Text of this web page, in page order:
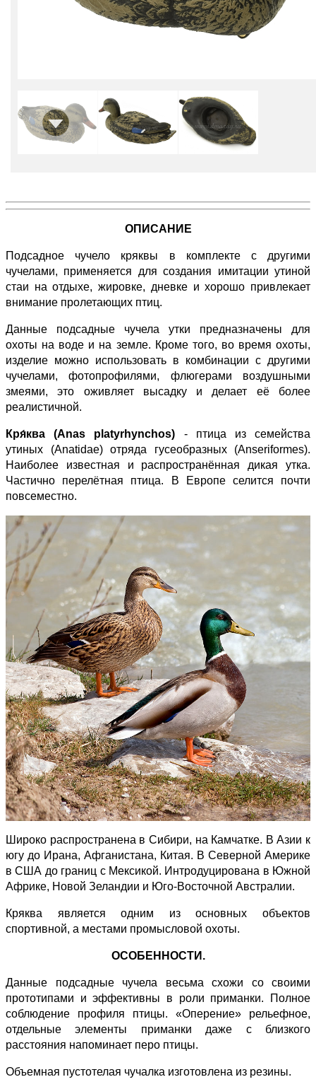
ОПИСАНИЕ
Подсадное чучело кряквы в комплекте с другими
чучелами, применяется для создания имитации утиной
стаи на отдыхе, жировке, дневке и хорошо привлекает
внимание пролетающих птиц.
Данные подсадные чучела утки предназначены для
охоты на воде и на земле. Кроме того, во время охоты,
изделие можно использовать в комбинации с другими
чучелами, фотопрофилями, флюгерами воздушными
змеями, это оживляет высадку и делает её более
реалистичной.
Кря́ква (Anas platyrhynchos) - птица из семейства
утиных (Anatidae) отряда гусеобразных (Anseriformes).
Наиболее известная и распространённая дикая утка.
Частично перелётная птица. В Европе селится почти
повсеместно.
Широко распространена в Сибири, на Камчатке. В Азии к
югу до Ирана, Афганистана, Китая. В Северной Америке
в США до границ с Мексикой. Интродуцирована в Южной
Африке, Новой Зеландии и Юго-Восточной Австралии.
Кряква является одним из основных объектов
спортивной, а местами промысловой охоты.
ОСОБЕННОСТИ.
Данные подсадные чучела весьма схожи со своими
прототипами и эффективны в роли приманки. Полное
соблюдение профиля птицы. «Оперение» рельефное,
отдельные элементы приманки даже с близкого
расстояния напоминает перо птицы.
Объемная пустотелая чучалка изготовлена из резины.